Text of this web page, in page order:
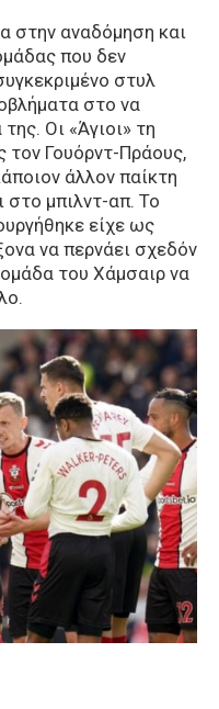
στην αναδόμηση και
που δεν
στυλ
στο να
Οι «Άγιοι» τη
τον Γουόρντ-Πράους,
άλλον παίκτη
στο μπιλντ-απ. Το
είχε ως
να περνάει σχεδόν
του Χάμσαιρ να